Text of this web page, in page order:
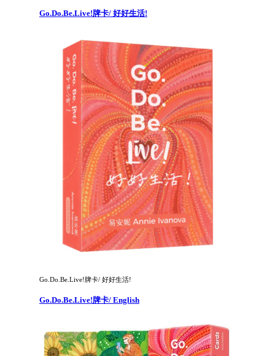
Go.Do.Be.Live!牌卡/ 好好生活!
Go.Do.Be.Live!牌卡/ 好好生活!
Go.Do.Be.Live!牌卡/ English